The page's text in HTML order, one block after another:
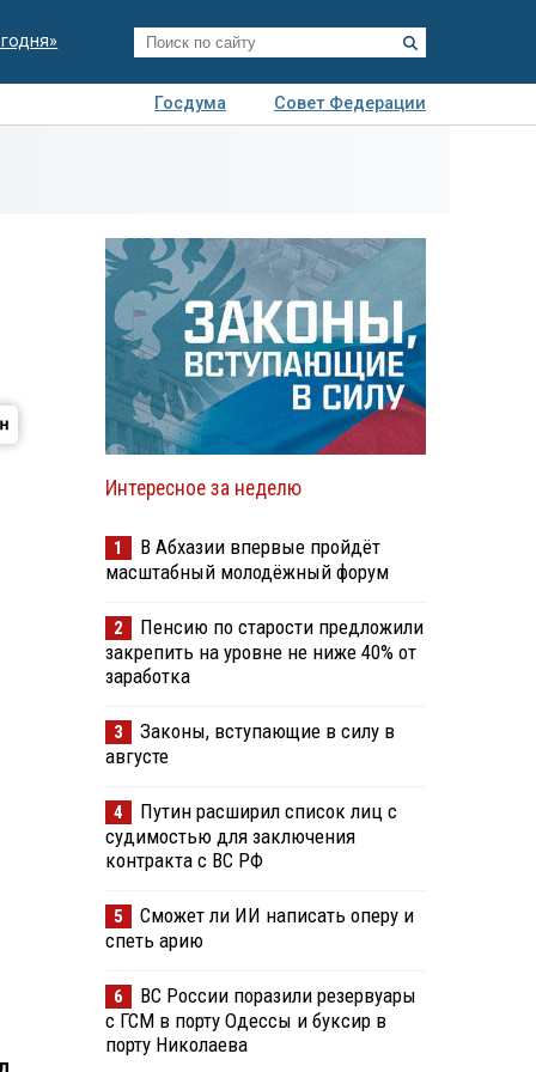
Госдума
Совет Федерации
Интересное за неделю
1
В Абхазии впервые пройдёт
масштабный молодёжный форум
2
Пенсию по старости предложили
закрепить на уровне не ниже 40% от
заработка
3
Законы, вступающие в силу в
августе
4
Путин расширил список лиц с
судимостью для заключения
контракта с ВС РФ
5
Сможет ли ИИ написать оперу и
спеть арию
6
ВС России поразили резервуары
с ГСМ в порту Одессы и буксир в
порту Николаева